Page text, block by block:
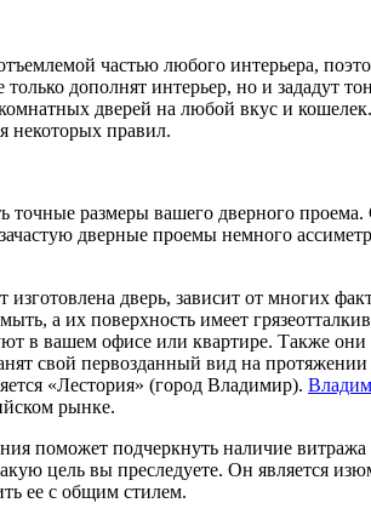
частью любого интерьера,
дополнят интерьер, но и зададут
дверей на любой вкус и
некоторых правил.
точные размеры вашего дверного
дверные проемы немного
изготовлена дверь, зависит от многих
а их поверхность имеет
в вашем офисе или квартире. Также
свой первозданный вид на
«Лестория» (город Владимир).
рынке.
поможет подчеркнуть наличие
цель вы преследуете. Он является
ее с общим стилем.